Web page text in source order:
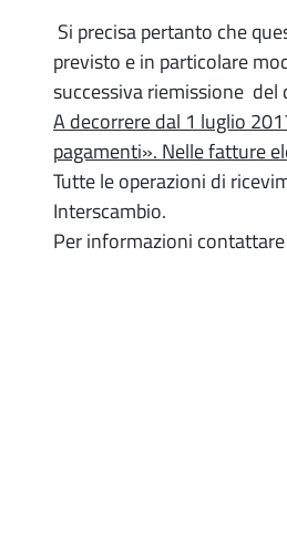
Si precisa pertanto che
previsto e in particolare
successiva riemissione
A decorrere dal 1 luglio
pagamenti». Nelle fatture
Tutte le operazioni di
Interscambio.
Per informazioni